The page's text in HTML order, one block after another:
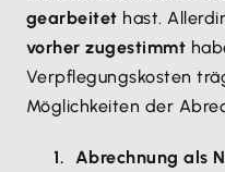
gearbeitet hast.
vorher zugestimmt
Verpflegungskosten
Möglichkeiten der
Abrechnung als